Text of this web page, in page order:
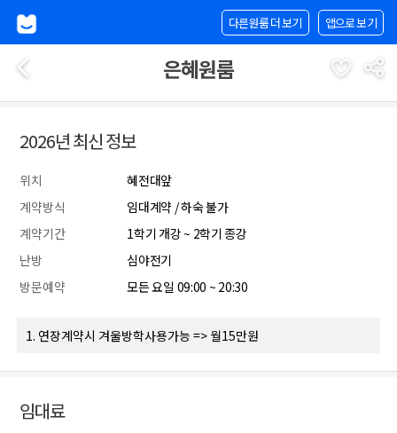
앱으로 보기
다른원룸 더 보기
은혜원룸
2026년 최신 정보
위치
혜전대앞
계약방식
임대계약 / 하숙 불가
계약기간
1학기 개강 ~ 2학기 종강
난방
심야전기
방문예약
모든 요일 09:00 ~ 20:30
1. 연장계약시 겨울방학사용가능 => 월15만원
임대료